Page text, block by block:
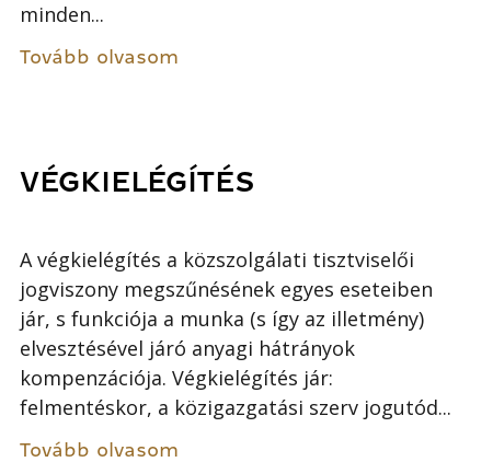
minden...
Tovább olvasom
VÉGKIELÉGÍTÉS
A végkielégítés a közszolgálati tisztviselői
jogviszony megszűnésének egyes eseteiben
jár, s funkciója a munka (s így az illetmény)
elvesztésével járó anyagi hátrányok
kompenzációja. Végkielégítés jár:
felmentéskor, a közigazgatási szerv jogutód...
Tovább olvasom